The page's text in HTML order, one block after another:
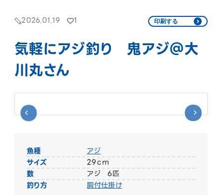
2026.01.19 1 印刷する
気軽にアジ釣り 鬼アジ＠大
川丸さん
魚種
アジ
サイズ
29ｃｍ
数
アジ 6匹
釣り方
胴付仕掛け